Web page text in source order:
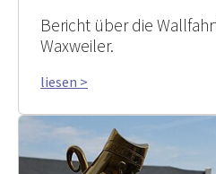
Bericht über die
Waxweiler.
liesen >